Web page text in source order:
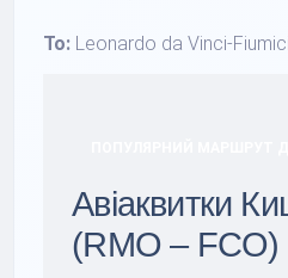
To: Leonardo da Vinci-
Авіаквитки
(RMO – FCO)